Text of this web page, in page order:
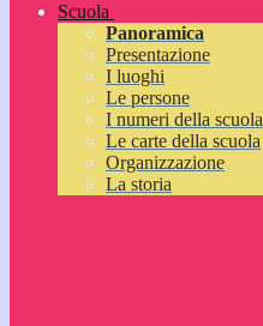
Scuola
Panoramica
Presentazione
I luoghi
Le persone
I numeri della scuola
Le carte della scuola
Organizzazione
La storia